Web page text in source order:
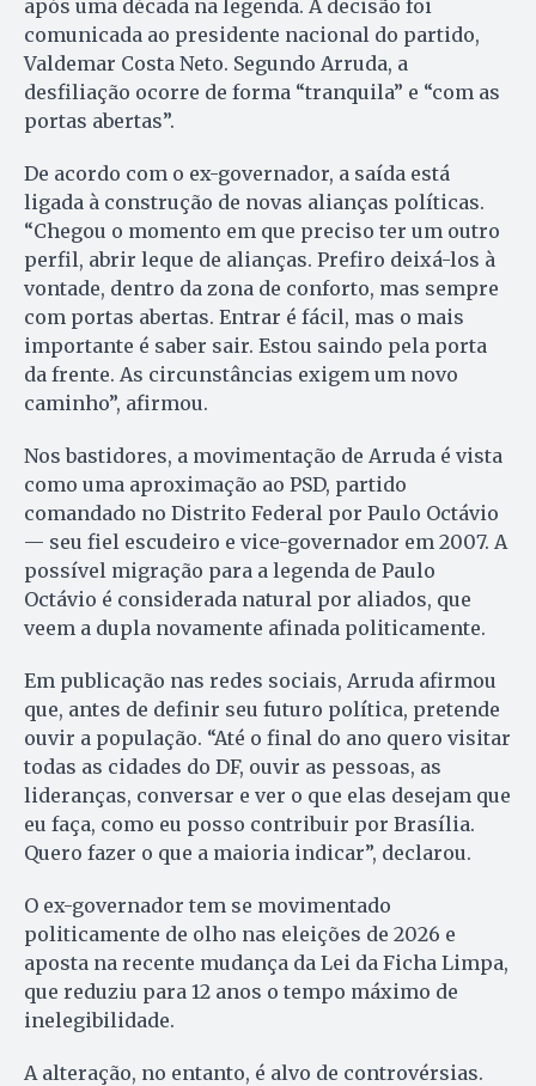
após uma década na legenda. A decisão foi
comunicada ao presidente nacional do partido,
Valdemar Costa Neto. Segundo Arruda, a
desfiliação ocorre de forma “tranquila” e “com as
portas abertas”.
De acordo com o ex-governador, a saída está
ligada à construção de novas alianças políticas.
“Chegou o momento em que preciso ter um outro
perfil, abrir leque de alianças. Prefiro deixá-los à
vontade, dentro da zona de conforto, mas sempre
com portas abertas. Entrar é fácil, mas o mais
importante é saber sair. Estou saindo pela porta
da frente. As circunstâncias exigem um novo
caminho”, afirmou.
Nos bastidores, a movimentação de Arruda é vista
como uma aproximação ao PSD, partido
comandado no Distrito Federal por Paulo Octávio
— seu fiel escudeiro e vice-governador em 2007. A
possível migração para a legenda de Paulo
Octávio é considerada natural por aliados, que
veem a dupla novamente afinada politicamente.
Em publicação nas redes sociais, Arruda afirmou
que, antes de definir seu futuro política, pretende
ouvir a população. “Até o final do ano quero visitar
todas as cidades do DF, ouvir as pessoas, as
lideranças, conversar e ver o que elas desejam que
eu faça, como eu posso contribuir por Brasília.
Quero fazer o que a maioria indicar”, declarou.
O ex-governador tem se movimentado
politicamente de olho nas eleições de 2026 e
aposta na recente mudança da Lei da Ficha Limpa,
que reduziu para 12 anos o tempo máximo de
inelegibilidade.
A alteração, no entanto, é alvo de controvérsias.